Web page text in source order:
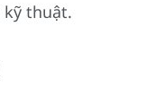
kỹ thuật.